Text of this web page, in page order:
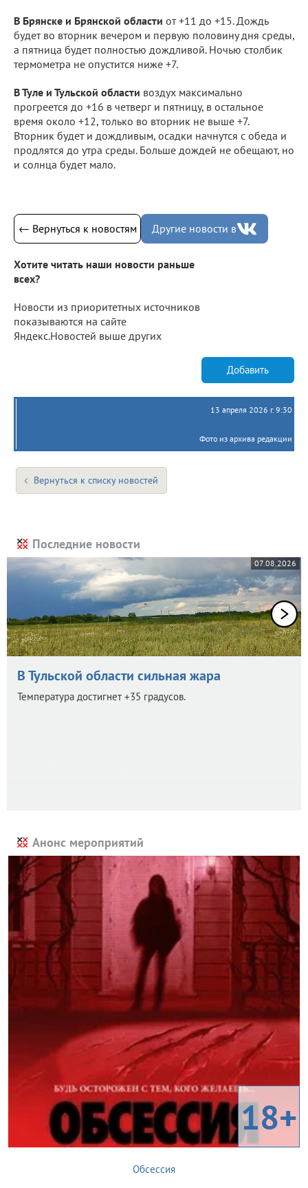
В Брянске и Брянской области от +11 до +15. Дождь
будет во вторник вечером и первую половину дня среды,
а пятница будет полностью дождливой. Ночью столбик
термометра не опустится ниже +7.
В Туле и Тульской области воздух максимально
прогреется до +16 в четверг и пятницу, в остальное
время около +12, только во вторник не выше +7.
Вторник будет и дождливым, осадки начнутся с обеда и
продлятся до утра среды. Больше дождей не обещают, но
и солнца будет мало.
← Вернуться к новостям Другие новости в
Хотите читать наши новости раньше
всех?
Новости из приоритетных источников
показываются на сайте
Яндекс.Новостей выше других
Добавить
13 апреля 2026 г. 9:30
Фото из архива редакции
Вернуться к списку новостей
Последние новости
07.08.2026
В Тульской области сильная жара
Температура достигнет +35 градусов.
Анонс мероприятий
18+
Обсессия